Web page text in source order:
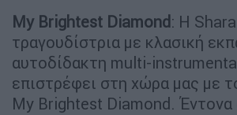
My Brightest Diamond : Η
τραγουδίστρια με κλασική
αυτοδίδακτη multi-
επιστρέφει στη χώρα μας με
My Brightest Diamond. Έντονα